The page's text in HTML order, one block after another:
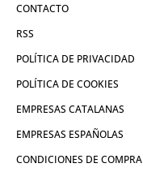
CONTACTO
RSS
POLÍTICA DE PRIVACIDAD
POLÍTICA DE COOKIES
EMPRESAS CATALANAS
EMPRESAS ESPAÑOLAS
CONDICIONES DE COMPRA